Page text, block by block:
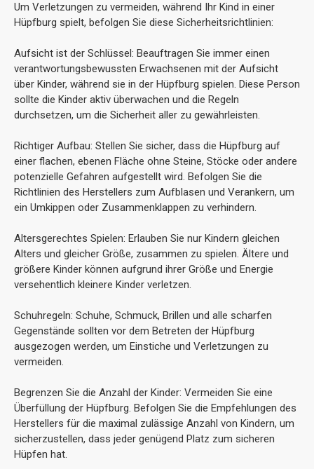
Um Verletzungen zu vermeiden, während Ihr Kind in einer
Hüpfburg spielt, befolgen Sie diese Sicherheitsrichtlinien:
Aufsicht ist der Schlüssel: Beauftragen Sie immer einen
verantwortungsbewussten Erwachsenen mit der Aufsicht
über Kinder, während sie in der Hüpfburg spielen. Diese Person
sollte die Kinder aktiv überwachen und die Regeln
durchsetzen, um die Sicherheit aller zu gewährleisten.
Richtiger Aufbau: Stellen Sie sicher, dass die Hüpfburg auf
einer flachen, ebenen Fläche ohne Steine, Stöcke oder andere
potenzielle Gefahren aufgestellt wird. Befolgen Sie die
Richtlinien des Herstellers zum Aufblasen und Verankern, um
ein Umkippen oder Zusammenklappen zu verhindern.
Altersgerechtes Spielen: Erlauben Sie nur Kindern gleichen
Alters und gleicher Größe, zusammen zu spielen. Ältere und
größere Kinder können aufgrund ihrer Größe und Energie
versehentlich kleinere Kinder verletzen.
Schuhregeln: Schuhe, Schmuck, Brillen und alle scharfen
Gegenstände sollten vor dem Betreten der Hüpfburg
ausgezogen werden, um Einstiche und Verletzungen zu
vermeiden.
Begrenzen Sie die Anzahl der Kinder: Vermeiden Sie eine
Überfüllung der Hüpfburg. Befolgen Sie die Empfehlungen des
Herstellers für die maximal zulässige Anzahl von Kindern, um
sicherzustellen, dass jeder genügend Platz zum sicheren
Hüpfen hat.